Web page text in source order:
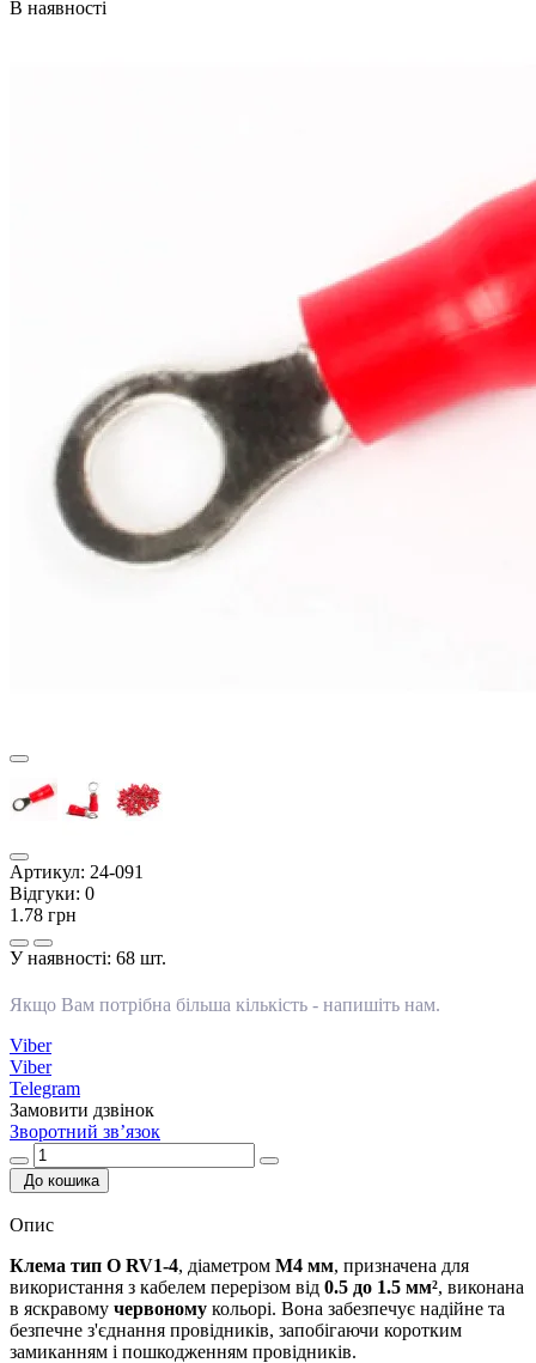
В наявності
Артикул: 24-091
Відгуки: 0
1.78 грн
У наявності: 68 шт.
Якщо Вам потрібна більша кількість - напишіть нам.
Viber
Viber
Telegram
Замовити дзвінок
Зворотний зв’язок
До кошика
Опис
Клема тип О RV1-4, діаметром М4 мм, призначена для
використання з кабелем перерізом від 0.5 до 1.5 мм², виконана
в яскравому червоному кольорі. Вона забезпечує надійне та
безпечне з'єднання провідників, запобігаючи коротким
замиканням і пошкодженням провідників.